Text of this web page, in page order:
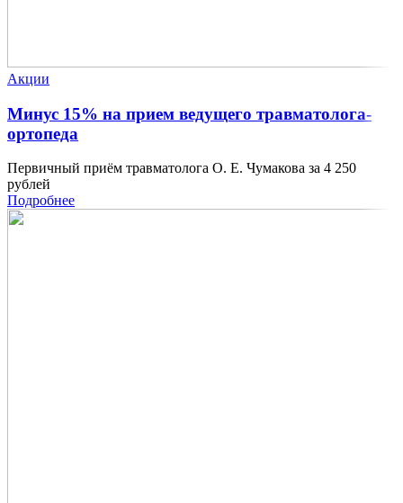
Акции
Минус 15% на прием ведущего травматолога-
ортопеда
Первичный приём травматолога О. Е. Чумакова за 4 250
рублей
Подробнее